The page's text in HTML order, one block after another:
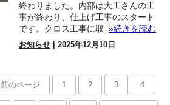
終わりました。内部は大工さんの工
事が終わり、仕上げ工事のスタート
です。クロス工事に取 »続きを読む
お知らせ| 2025年12月10日
前のページ 1 2 3 4